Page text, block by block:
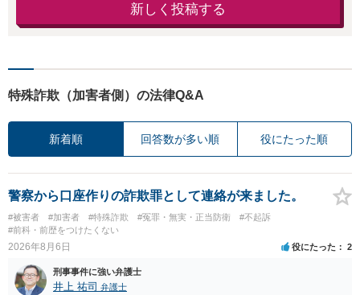
新しく投稿する
特殊詐欺（加害者側）の法律Q&A
新着順 回答数が多い順 役にたった順
警察から口座作りの詐欺罪として連絡が来ました。
#被害者 #加害者 #特殊詐欺 #冤罪・無実・正当防衛
#不起訴
#前科・前歴をつけたくない
2026年8月6日 役にたった 2
刑事事件に強い弁護士
井上 祐司 弁護士